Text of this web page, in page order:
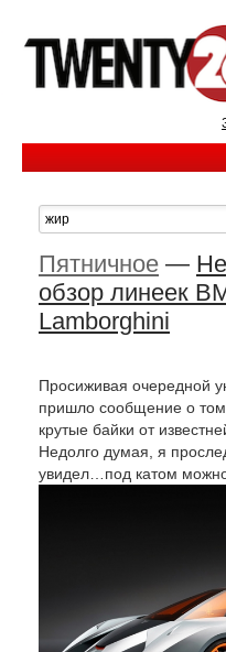
Пятничное —
обзор линеек
Lamborghini
Просиживая очередной
пришло сообщение о
крутые байки от
Недолго думая, я
увидел…под катом можно